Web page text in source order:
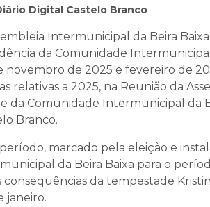
Digital Castelo Branco
Intermunicipal da Beira
da Comunidade
novembro de 2025 e fevereiro de
relativas a 2025, na Reunião da
da Comunidade Intermunicipal da
Branco.
marcado pela eleição e
da Beira Baixa para o
consequências da tempestade
janeiro.